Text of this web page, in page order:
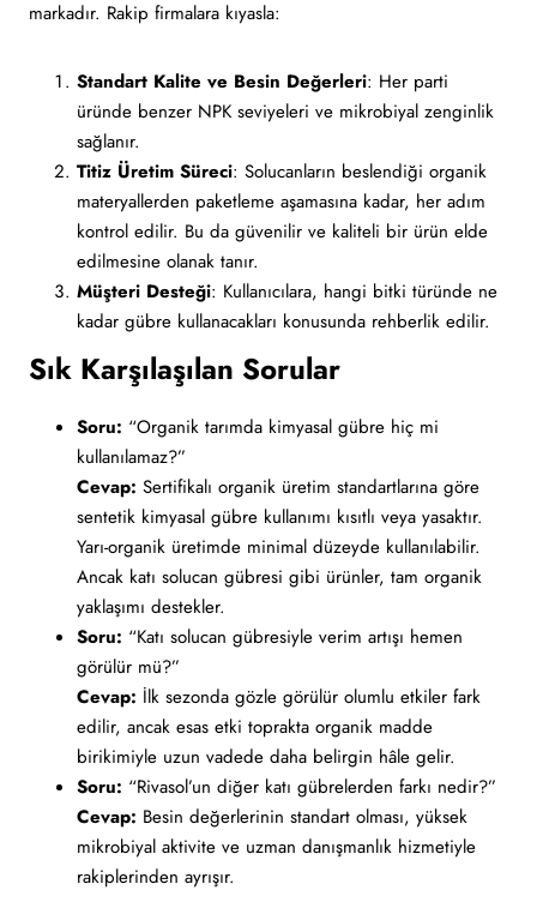
markadır. Rakip firmalara kıyasla:
Standart Kalite ve Besin Değerleri: Her parti
üründe benzer NPK seviyeleri ve mikrobiyal zenginlik
sağlanır.
Titiz Üretim Süreci: Solucanların beslendiği organik
materyallerden paketleme aşamasına kadar, her adım
kontrol edilir. Bu da güvenilir ve kaliteli bir ürün elde
edilmesine olanak tanır.
Müşteri Desteği: Kullanıcılara, hangi bitki türünde ne
kadar gübre kullanacakları konusunda rehberlik edilir.
Sık Karşılaşılan Sorular
Soru: “Organik tarımda kimyasal gübre hiç mi
kullanılamaz?”
Cevap: Sertifikalı organik üretim standartlarına göre
sentetik kimyasal gübre kullanımı kısıtlı veya yasaktır.
Yarı-organik üretimde minimal düzeyde kullanılabilir.
Ancak katı solucan gübresi gibi ürünler, tam organik
yaklaşımı destekler.
Soru: “Katı solucan gübresiyle verim artışı hemen
görülür mü?”
Cevap: İlk sezonda gözle görülür olumlu etkiler fark
edilir, ancak esas etki toprakta organik madde
birikimiyle uzun vadede daha belirgin hâle gelir.
Soru: “Rivasol’un diğer katı gübrelerden farkı nedir?”
Cevap: Besin değerlerinin standart olması, yüksek
mikrobiyal aktivite ve uzman danışmanlık hizmetiyle
rakiplerinden ayrışır.